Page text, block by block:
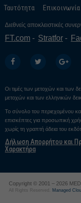
Ταυτότητα Επικοινωνία
Διεθνείς αποκλειστικές
FT.com Stratfor
Οι τιμές των μετοχών και των
μετοχών και των ελληνικών
Το σύνολο του περιεχομένου
επισκέπτες για προσωπική
χωρίς τη γραπτή άδεια του
Δήλωση Απορρήτου και
Χαρακτήρα
Copyright © 2001 – 2026
All Rights Reserved. Managed